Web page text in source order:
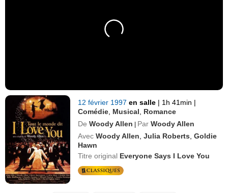
12 février 1997en salle | 1h 41min |
Comédie Musical
Romance
De Woody Allen | Par Woody Allen
Avec Woody Allen ,Julia Roberts ,Goldie
Hawn
Titre original Everyone Says I Love You